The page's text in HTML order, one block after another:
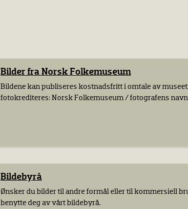
Bilder fra Norsk Folkemuseum
Bildene kan publiseres kostnadsfritt i omtale av
fotokrediteres: Norsk Folkemuseum / fotografens
Bildebyrå
Ønsker du bilder til andre formål eller til kommersiell
benytte deg av vårt bildebyrå.